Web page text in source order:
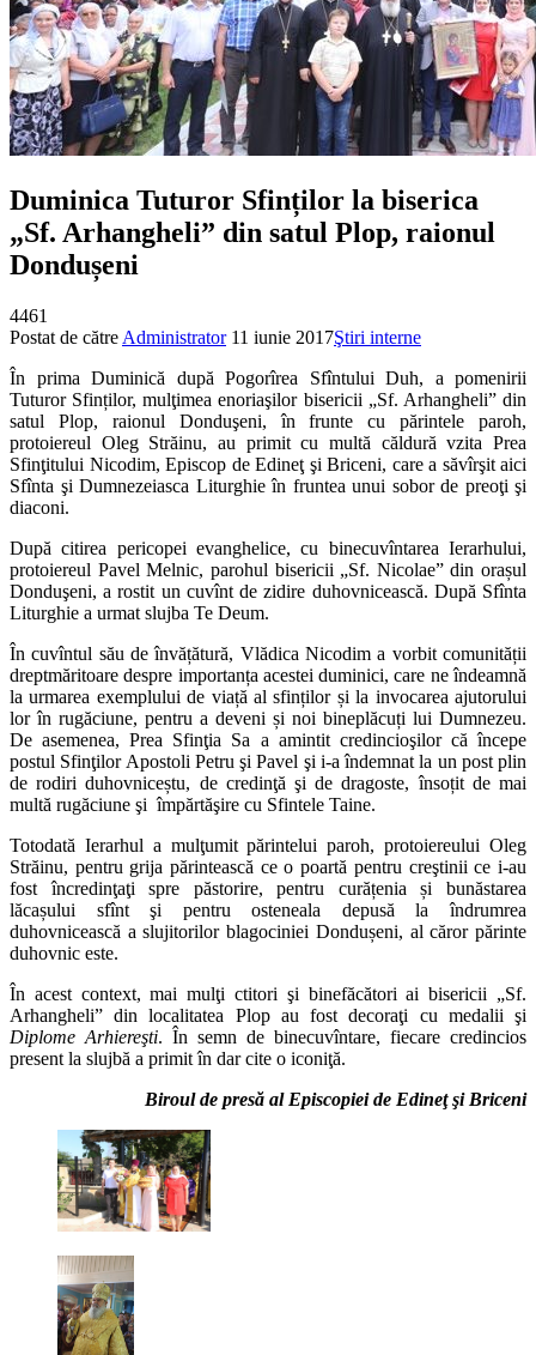
Duminica Tuturor Sfinților la biserica
„Sf. Arhangheli” din satul Plop, raionul
Dondușeni
4461
Postat de către Administrator 11 iunie 2017Ştiri interne
În prima Duminică după Pogorîrea Sfîntului Duh, a pomenirii
Tuturor Sfinților, mulţimea enoriaşilor bisericii „Sf. Arhangheli” din
satul Plop, raionul Donduşeni, în frunte cu părintele paroh,
protoiereul Oleg Străinu, au primit cu multă căldură vzita Prea
Sfinţitului Nicodim, Episcop de Edineţ şi Briceni, care a săvîrşit aici
Sfînta şi Dumnezeiasca Liturghie în fruntea unui sobor de preoţi şi
diaconi.
După citirea pericopei evanghelice, cu binecuvîntarea Ierarhului,
protoiereul Pavel Melnic, parohul bisericii „Sf. Nicolae” din orașul
Donduşeni, a rostit un cuvînt de zidire duhovnicească. După Sfînta
Liturghie a urmat slujba Te Deum.
În cuvîntul său de învățătură, Vlădica Nicodim a vorbit comunității
dreptmăritoare despre importanța acestei duminici, care ne îndeamnă
la urmarea exemplului de viață al sfinților și la invocarea ajutorului
lor în rugăciune, pentru a deveni și noi bineplăcuți lui Dumnezeu.
De asemenea, Prea Sfinţia Sa a amintit credincioşilor că începe
postul Sfinţilor Apostoli Petru şi Pavel şi i-a îndemnat la un post plin
de rodiri duhovniceștu, de credinţă şi de dragoste, însoțit de mai
multă rugăciune şi împărtăşire cu Sfintele Taine.
Totodată Ierarhul a mulţumit părintelui paroh, protoiereului Oleg
Străinu, pentru grija părintească ce o poartă pentru creştinii ce i-au
fost încredinţaţi spre păstorire, pentru curățenia și bunăstarea
lăcașului sfînt şi pentru osteneala depusă la îndrumrea
duhovnicească a slujitorilor blagociniei Dondușeni, al căror părinte
duhovnic este.
În acest context, mai mulţi ctitori şi binefăcători ai bisericii „Sf.
Arhangheli” din localitatea Plop au fost decoraţi cu medalii şi
Diplome Arhiereşti. În semn de binecuvîntare, fiecare credincios
present la slujbă a primit în dar cite o iconiţă.
Biroul de presă al Episcopiei de Edineţ şi Briceni